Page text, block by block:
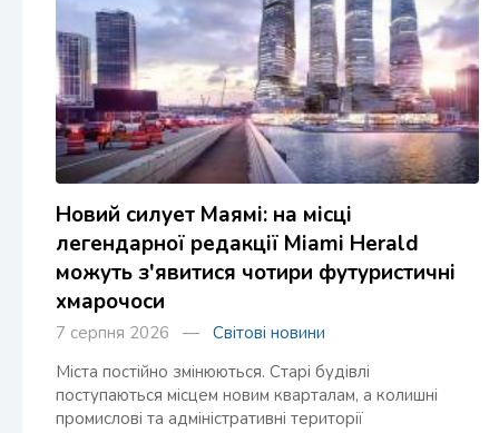
Новий силует Маямі: на місці
легендарної редакції Miami Herald
можуть з'явитися чотири футуристичні
хмарочоси
7 серпня 2026 — Світові новини
Міста постійно змінюються. Старі будівлі
поступаються місцем новим кварталам, а колишні
промислові та адміністративні території